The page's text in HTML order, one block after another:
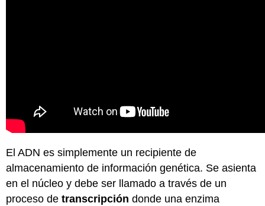
El ADN es simplemente un recipiente de
almacenamiento de información genética. Se asienta
en el núcleo y debe ser llamado a través de un
proceso detranscripción donde una enzima